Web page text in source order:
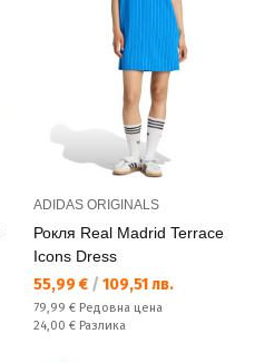
ADIDAS ORIGINALS
Рокля Real Madrid Terrace
Icons Dress
Текуща цена:
55,99 € / 109,51 лв.
Редовна цена:
79,99 € Редовна цена
Спестявате:
24,00 € Разлика